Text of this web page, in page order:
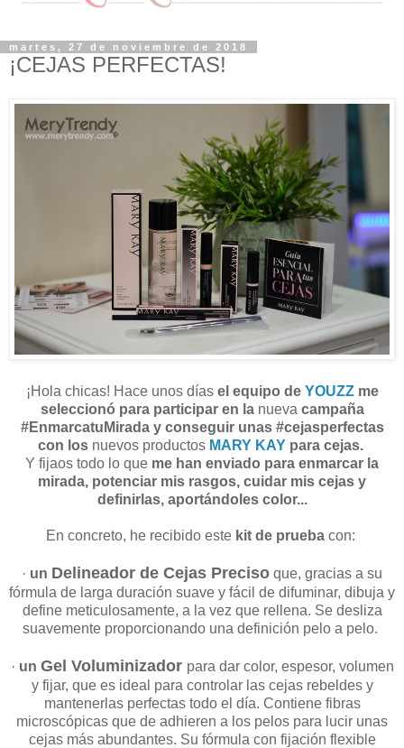
martes, 27 de noviembre de 2018
¡CEJAS PERFECTAS!
¡Hola chicas! Hace unos días el equipo de YOUZZme
seleccionó para participar en lanueva campaña
#EnmarcatuMirada y conseguir unas #cejasperfectas
con los nuevos productos MARY KAYpara cejas.
Y fijaos todo lo que me han enviado para enmarcar la
mirada, potenciar mis rasgos, cuidar mis cejas y
definirlas, aportándoles color...
En concreto, he recibido este kit de pruebacon:
· un Delineador de Cejas Preciso que, gracias a su
fórmula de larga duración suave y fácil de difuminar, dibuja y
define meticulosamente, a la vez que rellena. Se desliza
suavemente proporcionando una definición pelo a pelo.
· un Gel Voluminizador para dar color, espesor, volumen
y fijar, que es ideal para controlar las cejas rebeldes y
mantenerlas perfectas todo el día. Contiene fibras
microscópicas que de adhieren a los pelos para lucir unas
cejas más abundantes. Su fórmula con fijación flexible